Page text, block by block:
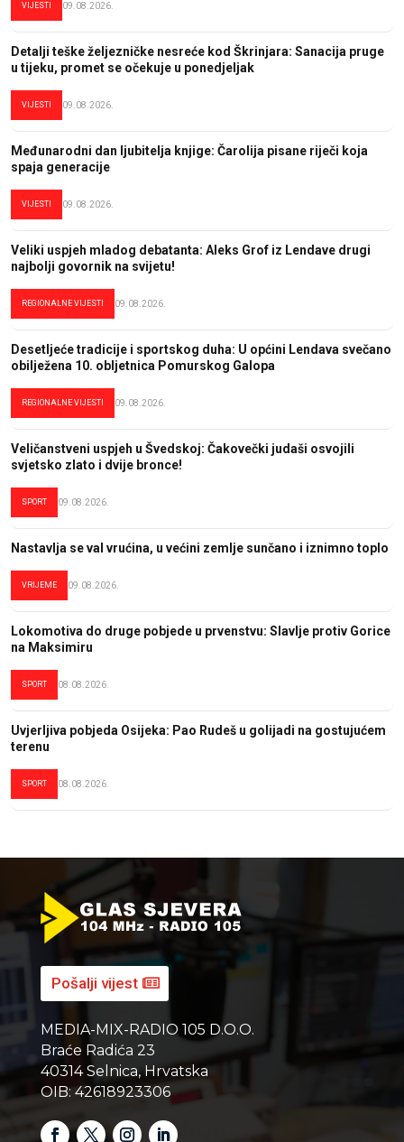
VIJESTI 09.08.2026.
Detalji teške željezničke nesreće kod Škrinjara: Sanacija pruge
u tijeku, promet se očekuje u ponedjeljak
VIJESTI 09.08.2026.
Međunarodni dan ljubitelja knjige: Čarolija pisane riječi koja
spaja generacije
VIJESTI 09.08.2026.
Veliki uspjeh mladog debatanta: Aleks Grof iz Lendave drugi
najbolji govornik na svijetu!
REGIONALNE VIJESTI 09.08.2026.
Desetljeće tradicije i sportskog duha: U općini Lendava svečano
obilježena 10. obljetnica Pomurskog Galopa
REGIONALNE VIJESTI 09.08.2026.
Veličanstveni uspjeh u Švedskoj: Čakovečki judaši osvojili
svjetsko zlato i dvije bronce!
SPORT 09.08.2026.
Nastavlja se val vrućina, u većini zemlje sunčano i iznimno toplo
VRIJEME 09.08.2026.
Lokomotiva do druge pobjede u prvenstvu: Slavlje protiv Gorice
na Maksimiru
SPORT 08.08.2026.
Uvjerljiva pobjeda Osijeka: Pao Rudeš u golijadi na gostujućem
terenu
SPORT 08.08.2026.
Pošalji vijest
MEDIA-MIX-RADIO 105 D.O.O.
Braće Radića 23
40314 Selnica, Hrvatska
OIB: 42618923306